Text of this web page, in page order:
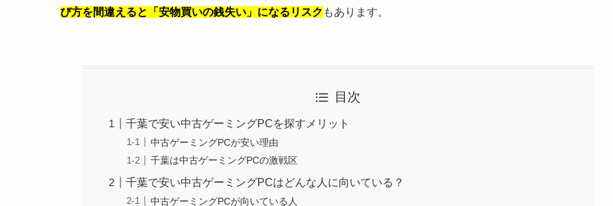
び方を間違えると「安物買いの銭失い」になるリスク もあります。
目次
千葉で安い中古ゲーミングPCを探すメリット
中古ゲーミングPCが安い理由
千葉は中古ゲーミングPCの激戦区
千葉で安い中古ゲーミングPCはどんな人に向いている？
中古ゲーミングPCが向いている人